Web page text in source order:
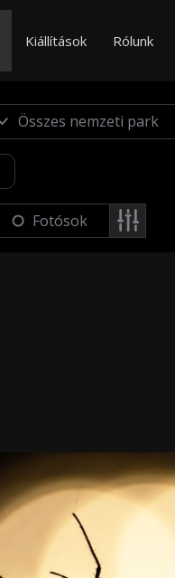
Kiállítások Rólunk
Fotósok